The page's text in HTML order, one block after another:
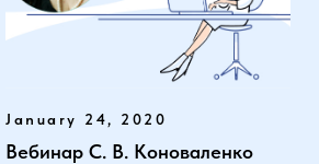
January 24, 2020
Вебинар С. В. Коноваленко